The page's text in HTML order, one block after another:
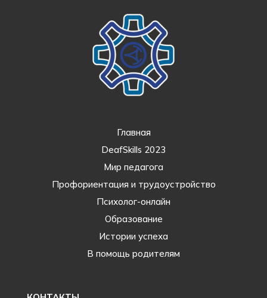
Главная
DeafSkills 2023
Мир педагога
Профориентация и трудоустройство
Психолог-онлайн
Образование
Истории успеха
В помощь родителям